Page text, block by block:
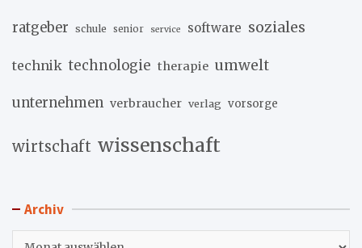
ratgeber schule senior service software soziales
technik technologie therapie umwelt
unternehmen verbraucher verlag vorsorge
wirtschaft wissenschaft
Archiv